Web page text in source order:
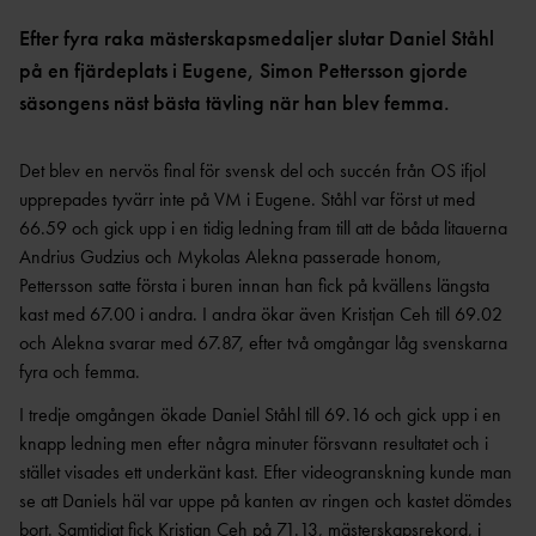
NYHETER SAMARBETEN &
SUPPORTRAR
NYHETER FRÅN
RF
PARAFRIIDRO
TT
MÄSTERSKAPSGRUPPEN
2026
ANTIDOPING
UTBILDNING
AR
MEDICINSK
DISPENS
VISTELSERAPPORTERI
NG
GRENPROGRAM &
POÄNGTABELLER
TÄVLINGSTILLSTÅND &
INTYG
KASTSÄKERH
ET
BANMÄTNIN
G
TÄVLINGAR FÖR
BARN
TÄVLINGAR FÖR
UNGDOM
SVENSKA MÄSTERSKAP
SM-TÄVLINGAR OCH
INTERNATIONELLA
MÄSTERSKAP
DIAMOND
LEAGUE
PRISER
SVENSKA
VÄRLDSREKORD
SVENSKA
VÄRLDSÅRSBÄSTAN
NCAA – AMERIKANSKA
UNIVERSITETSMÄSTERSKAPEN
FINALEN
ATEA
FRIIDROTTSGALAN
Efter fyra raka mästerskapsmedaljer slutar Daniel Ståhl
på en fjärdeplats i Eugene, Simon Pettersson gjorde
säsongens näst bästa tävling när han blev femma.
Det blev en nervös final för svensk del och succén från OS ifjol
upprepades tyvärr inte på VM i Eugene. Ståhl var först ut med
66.59 och gick upp i en tidig ledning fram till att de båda litauerna
Andrius Gudzius och Mykolas Alekna passerade honom,
Pettersson satte första i buren innan han fick på kvällens längsta
kast med 67.00 i andra. I andra ökar även Kristjan Ceh till 69.02
och Alekna svarar med 67.87, efter två omgångar låg svenskarna
fyra och femma.
I tredje omgången ökade Daniel Ståhl till 69.16 och gick upp i en
knapp ledning men efter några minuter försvann resultatet och i
stället visades ett underkänt kast. Efter videogranskning kunde man
se att Daniels häl var uppe på kanten av ringen och kastet dömdes
bort. Samtidigt fick Kristjan Ceh på 71.13, mästerskapsrekord, i